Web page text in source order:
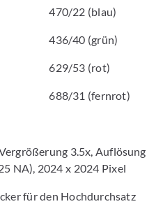
22 (blau)
40 (grün)
53 (rot)
31 (fernrot)
3.5x, Auflösung
NA), 2024 x 2024 Pixel
für den Hochdurchsatz